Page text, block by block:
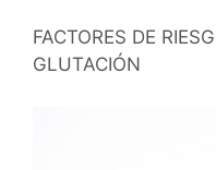
FACTORES DE
GLUTACIÓN